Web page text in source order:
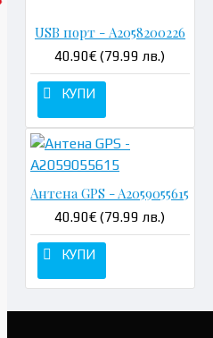
USB порт - A2058200226
40.90€ (79.99 лв.)
КУПИ
Антена GPS - A2059055615
40.90€ (79.99 лв.)
КУПИ